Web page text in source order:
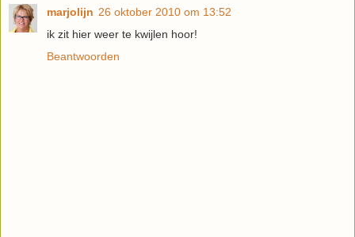
marjolijn 26 oktober 2010 om 13:52
ik zit hier weer te kwijlen hoor!
Beantwoorden